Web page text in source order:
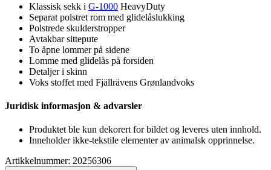
Klassisk sekk i G-1000 HeavyDuty
Separat polstret rom med glidelåslukking
Polstrede skulderstropper
Avtakbar sittepute
To åpne lommer på sidene
Lomme med glidelås på forsiden
Detaljer i skinn
Voks stoffet med Fjällrävens Grønlandvoks
Juridisk informasjon & advarsler
Produktet ble kun dekorert for bildet og leveres uten innhold.
Inneholder ikke-tekstile elementer av animalsk opprinnelse.
Artikkelnummer: 20256306